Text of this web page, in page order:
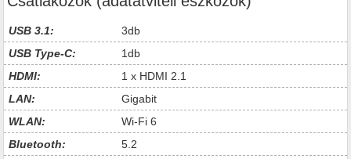
USB 3.1:
3db
USB Type-C:
1db
HDMI:
1 x HDMI 2.1
LAN:
Gigabit
WLAN:
Wi-Fi 6
Bluetooth:
5.2